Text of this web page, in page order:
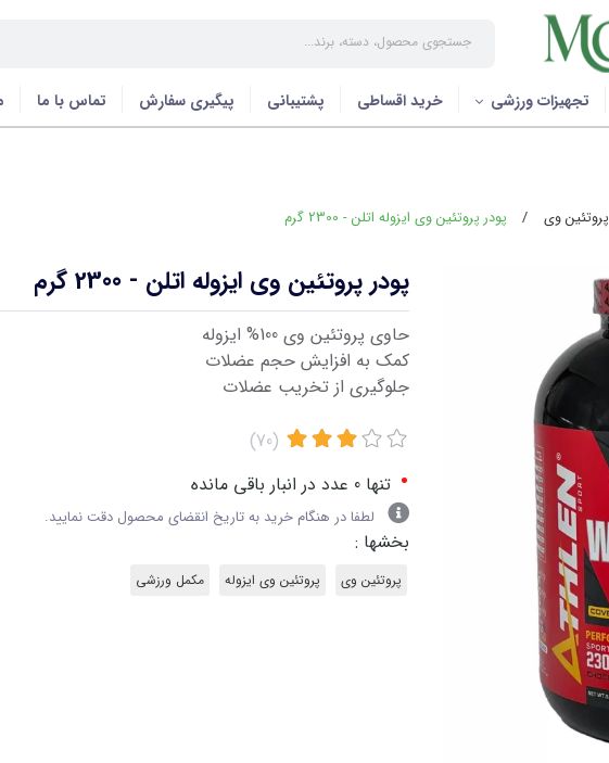
تجهیزات ورزشی خرید اقساطی پشتیبانی پیگیری سفارش تماس با ما
پروتئین وی / پودر پروتئین وی ایزوله اتلن - 2300 گرم
پودر پروتئین وی ایزوله اتلن - 2300 گرم
حاوی پروتئین وی 100% ایزوله
کمک به افزایش حجم عضلات
جلوگیری از تخریب عضلات
(70)
• تنها 0 عدد در انبار باقی مانده
لطفا در هنگام خرید به تاریخ انقضای محصول دقت نمایید.
بخشها :
پروتئین وی پروتئین وی ایزوله مکمل ورزشی